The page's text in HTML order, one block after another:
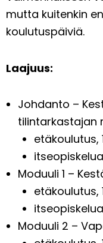
mutta kuitenkin
koulutuspäiviä.
Laajuus:
Johdanto –
tilintarkastajan
etäkoulutus,
itseopiskelua
Moduuli 1 –
etäkoulutus,
itseopiskelua
Moduuli 2 –